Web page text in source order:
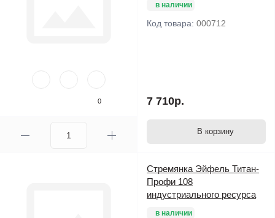
0
в наличии
Код товара: 000712
7 710р.
В корзину
Стремянка Эйфель Титан-
Профи 108
индустриального ресурса
в наличии